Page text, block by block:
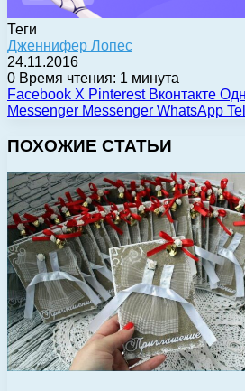
Теги
Дженнифер Лопес
24.11.2016
0 Время чтения: 1 минута
Facebook X Pinterest Вконтакте
Messenger Messenger WhatsApp
ПОХОЖИЕ СТАТЬИ